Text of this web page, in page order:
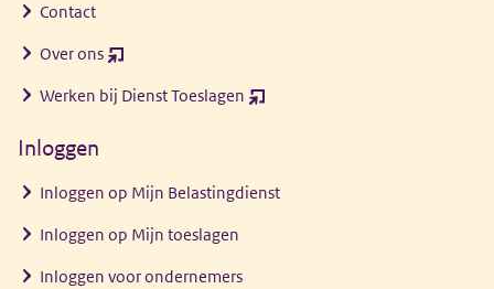
Contact
Over ons (opent
venster)
Werken bij Dienst Toeslagen (opent
Inloggen
Inloggen op Mijn Belastingdienst
Inloggen op Mijn toeslagen
Inloggen voor ondernemers